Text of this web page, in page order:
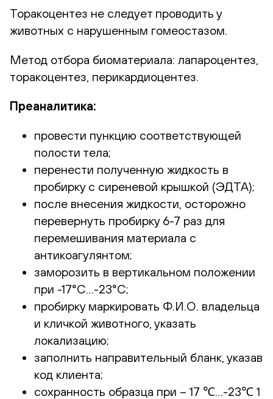
Торакоцентез не следует проводить у
животных с нарушенным гомеостазом.
Метод отбора биоматериала: лапароцентез,
торакоцентез, перикардиоцентез.
Преаналитика:
провести пункцию соответствующей
полости тела;
перенести полученную жидкость в
пробирку с сиреневой крышкой (ЭДТА);
после внесения жидкости, осторожно
перевернуть пробирку 6-7 раз для
перемешивания материала с
антикоагулянтом;
заморозить в вертикальном положении
при -17°С…-23°С;
пробирку маркировать Ф.И.О. владельца
и кличкой животного, указать
локализацию;
заполнить направительный бланк, указав
код клиента;
сохранность образца при – 17 ℃…-23℃ 1